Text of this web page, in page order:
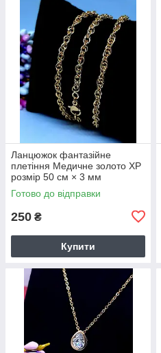
Ланцюжок фантазійне
плетіння Медичне золото ХР
розмір 50 см × 3 мм
Лимонний відтінок 7892
Готово до відправки
250 ₴
Купити